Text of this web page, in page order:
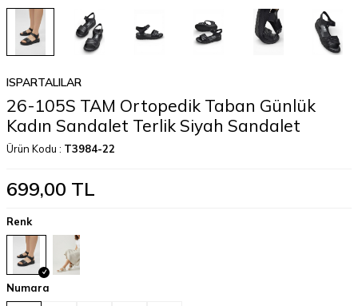
ISPARTALILAR
26-105S TAM Ortopedik Taban Günlük
Kadın Sandalet Terlik Siyah Sandalet
Ürün Kodu : T3984-22
699,00 TL
Renk
Numara